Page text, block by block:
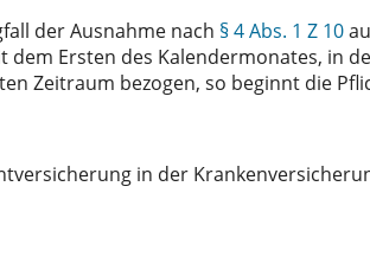
der Ausnahme nach § 4 Abs. 1 Z 10
Ersten des Kalendermonates, in
Zeitraum bezogen, so beginnt die
in der